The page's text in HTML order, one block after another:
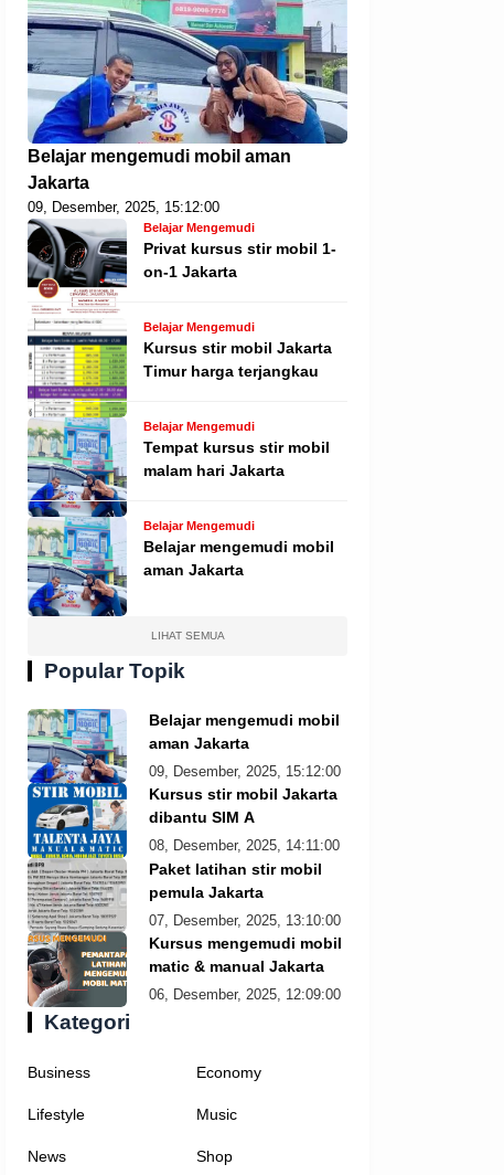
Belajar mengemudi mobil aman
Jakarta
09, Desember, 2025, 15:12:00
Belajar Mengemudi
Privat kursus stir mobil 1-
on-1 Jakarta
Belajar Mengemudi
Kursus stir mobil Jakarta
Timur harga terjangkau
Belajar Mengemudi
Tempat kursus stir mobil
malam hari Jakarta
Belajar Mengemudi
Belajar mengemudi mobil
aman Jakarta
LIHAT SEMUA
Popular Topik
Belajar mengemudi mobil
aman Jakarta
09, Desember, 2025, 15:12:00
Kursus stir mobil Jakarta
dibantu SIM A
08, Desember, 2025, 14:11:00
Paket latihan stir mobil
pemula Jakarta
07, Desember, 2025, 13:10:00
Kursus mengemudi mobil
matic & manual Jakarta
06, Desember, 2025, 12:09:00
Kategori
Business Economy
Lifestyle Music
News Shop